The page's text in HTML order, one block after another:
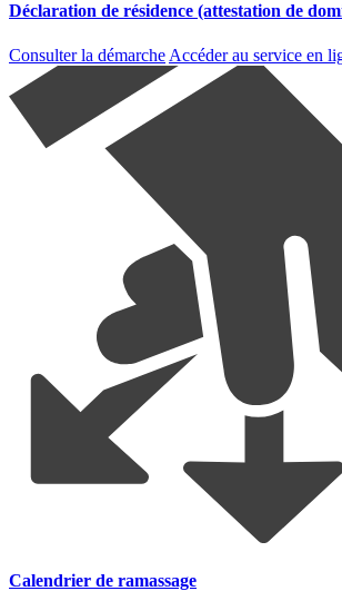
Déclaration de résidence (attestation de
Consulter la démarche Accéder au service en
Calendrier de ramassage